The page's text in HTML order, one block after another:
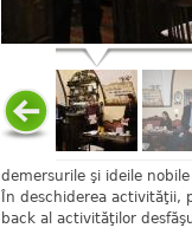
demersurile şi ideile
În deschiderea activităţii,
back al activităţilor